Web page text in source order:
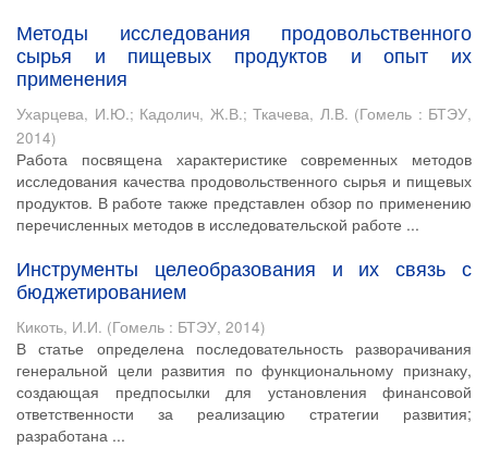
Методы исследования продовольственного
сырья и пищевых продуктов и опыт их
применения
Ухарцева, И.Ю.; Кадолич, Ж.В.; Ткачева, Л.В. (Гомель : БТЭУ,
2014)
Работа посвящена характеристике современных методов
исследования качества продовольственного сырья и пищевых
продуктов. В работе также представлен обзор по применению
перечисленных методов в исследовательской работе ...
Инструменты целеобразования и их связь с
бюджетированием
Кикоть, И.И. (Гомель : БТЭУ, 2014)
В статье определена последовательность разворачивания
генеральной цели развития по функциональному признаку,
создающая предпосылки для установления финансовой
ответственности за реализацию стратегии развития;
разработана ...